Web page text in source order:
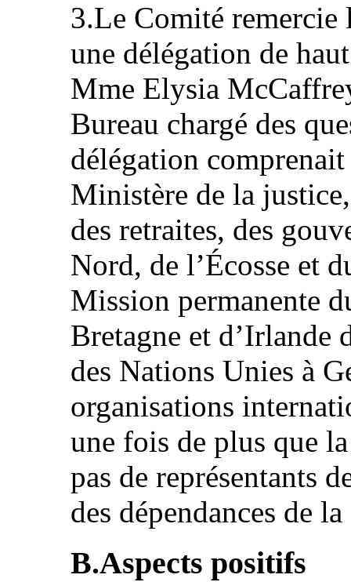
3.Le Comité remercie
une délégation de
Mme Elysia
Bureau chargé des
délégation comprenait
Ministère de la
des retraites, des
Nord, de l’Écosse et
Mission permanente
Bretagne et d’Irlande
des Nations Unies à
organisations
une fois de plus que
pas de représentants
des dépendances de
B.Aspects positifs